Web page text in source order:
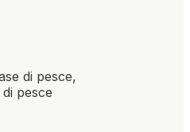
di pesce,
pesce